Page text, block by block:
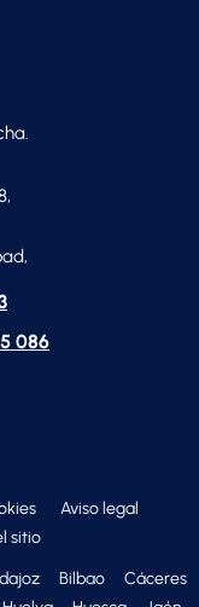
086
Aviso legal
sitio
Bilbao
Cáceres